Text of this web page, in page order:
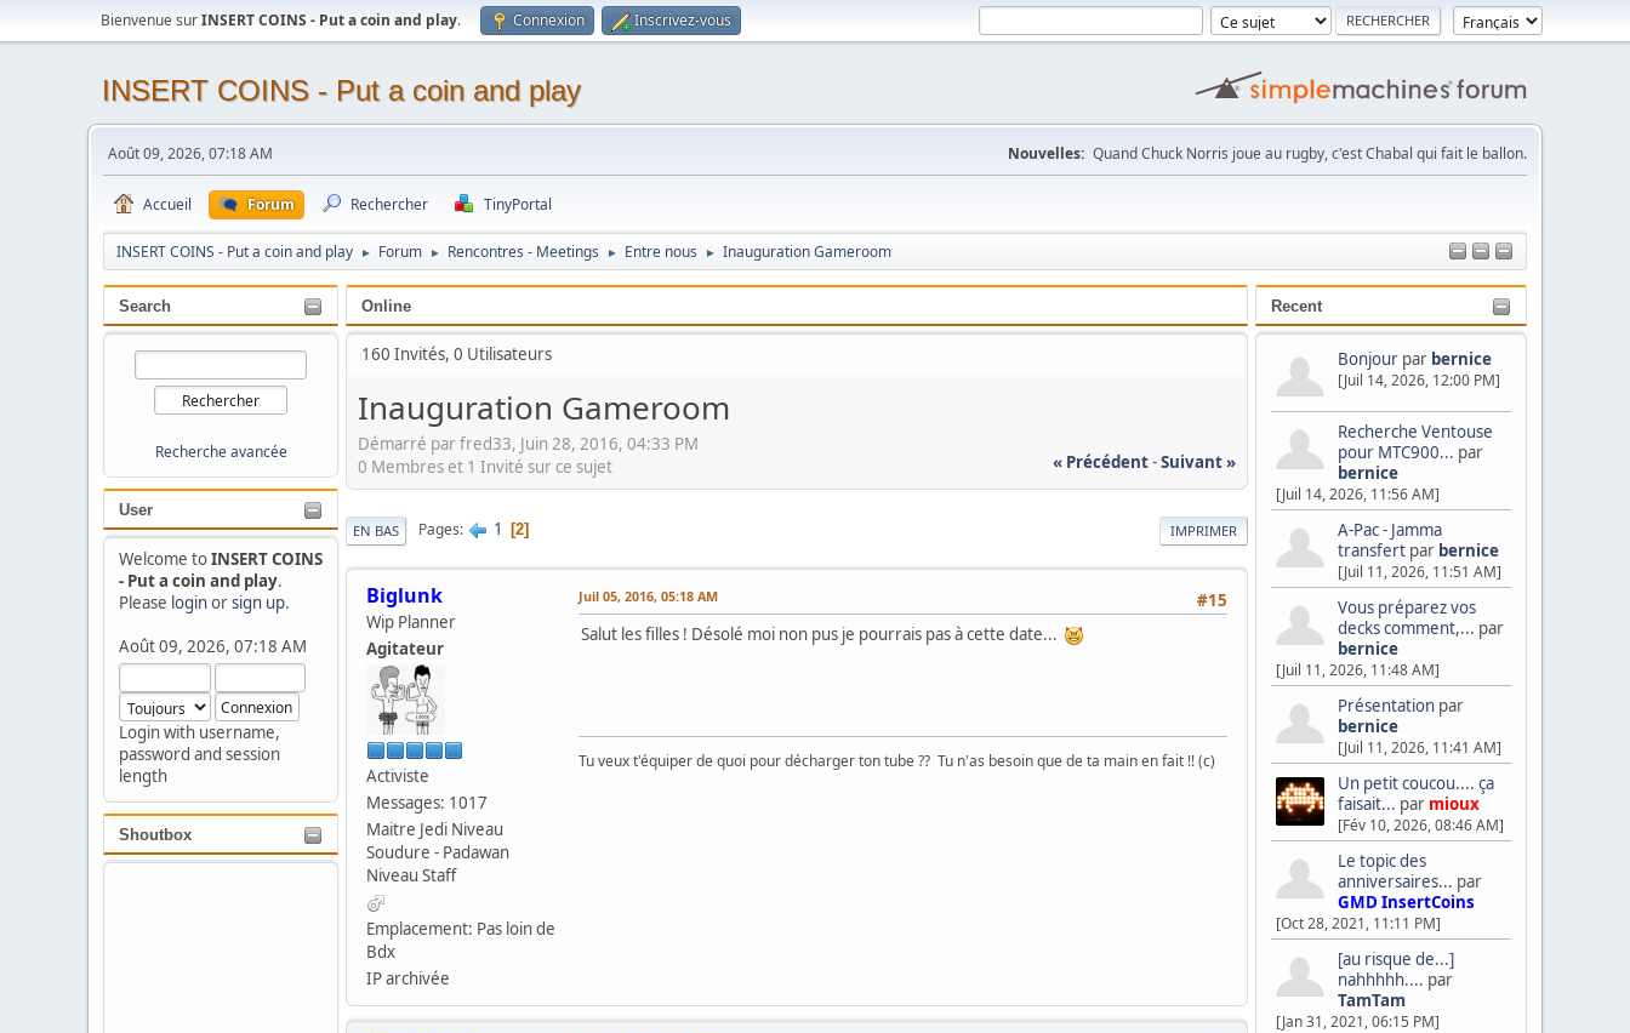
Bienvenue surINSERT COINS - Put a coin and play. Connexion Inscrivez-vous
INSERT COINS - Put a coin and play
Août 09, 2026, 07:18 AM Nouvelles: Quand Chuck Norris joue au rugby, c'est Chabal qui fait le ballon.
Accueil Forum Rechercher TinyPortal
INSERT COINS - Put a coin and play ► Forum ► Rencontres - Meetings ► Entre nous ► Inauguration Gameroom
Search
Recherche avancée
User
Welcome toINSERT COINS
- Put a coin and play.
Please loginorsign up.
Août 09, 2026, 07:18 AM
Login with username,
password and session
length
Shoutbox
Recent
Bonjour par bernice
[Juil 14, 2026, 12:00 PM]
Recherche Ventouse
pour MTC900... par
bernice
[Juil 14, 2026, 11:56 AM]
A-Pac - Jamma
transfert par bernice
[Juil 11, 2026, 11:51 AM]
Vous préparez vos
decks comment,... par
bernice
[Juil 11, 2026, 11:48 AM]
Présentation par
bernice
[Juil 11, 2026, 11:41 AM]
Un petit coucou.... ça
faisait... par mioux
[Fév 10, 2026, 08:46 AM]
Le topic des
anniversaires... par
GMD InsertCoins
[Oct 28, 2021, 11:11 PM]
[au risque de...]
nahhhhh.... par
TamTam
[Jan 31, 2021, 06:15 PM]
Online
160 Invités, 0 Utilisateurs
Inauguration Gameroom
Démarré par fred33, Juin 28, 2016, 04:33 PM
« Précédent-Suivant »
0 Membres et 1 Invité sur ce sujet
IMPRIMER
EN BAS Pages 1 2
Biglunk
Wip Planner
Agitateur
Activiste
Messages: 1017
Maitre Jedi Niveau
Soudure - Padawan
Niveau Staff
Emplacement: Pas loin de
Bdx
IP archivée
#15
Juil 05, 2016, 05:18 AM
Salut les filles ! Désolé moi non pus je pourrais pas à cette date...
Tu veux t'équiper de quoi pour décharger ton tube ?? Tu n'as besoin que de ta main en fait !! (c)